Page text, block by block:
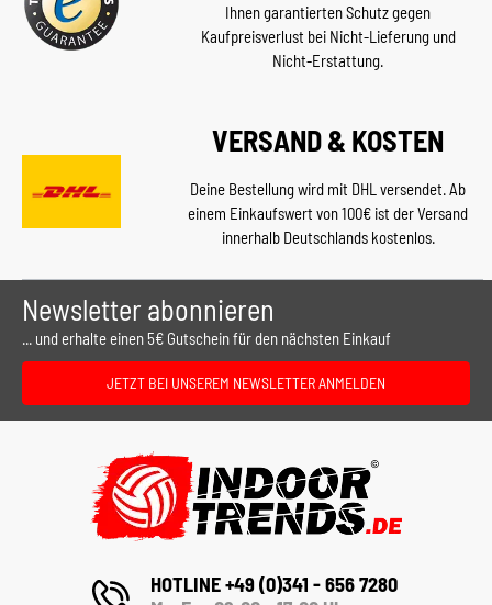
Ihnen garantierten Schutz gegen
Kaufpreisverlust bei Nicht-Lieferung und
Nicht-Erstattung.
VERSAND & KOSTEN
Deine Bestellung wird mit DHL versendet. Ab
einem Einkaufswert von 100€ ist der Versand
innerhalb Deutschlands kostenlos.
Newsletter abonnieren
... und erhalte einen 5€ Gutschein für den nächsten Einkauf
JETZT BEI UNSEREM NEWSLETTER ANMELDEN
HOTLINE +49 (0)341 - 656 7280